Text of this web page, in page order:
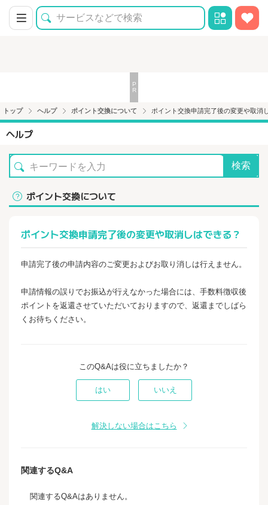
トップ ヘルプ ポイント交換について ポイント交換申請完了後の変更や取消
ヘルプ
検索
ポイント交換について
ポイント交換申請完了後の変更や取消しはできる？
申請完了後の申請内容のご変更およびお取り消しは行えません。
申請情報の誤りでお振込が行えなかった場合には、手数料徴収後
ポイントを返還させていただいておりますので、返還までしばら
くお待ちください。
このQ&Aは役に立ちましたか？
はい いいえ
解決しない場合はこちら
関連するQ&A
関連するQ&Aはありません。